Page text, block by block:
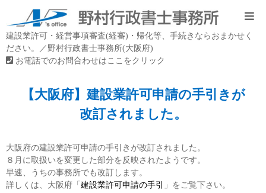
建設業許可・経営事項審査(経審)・帰化等、手続きならおまかせく
ださい。／野村行政書士事務所(大阪府)
お電話でのお問合わせはここをクリック
【大阪府】建設業許可申請の手引きが
改訂されました。
大阪府の建設業許可申請の手引きが改訂されました。
８月に取扱いを変更した部分を反映されたようです。
早速、うちの事務所でも改訂します。
詳しくは、大阪府「 建設業許可申請の手引
」をご覧下さい。